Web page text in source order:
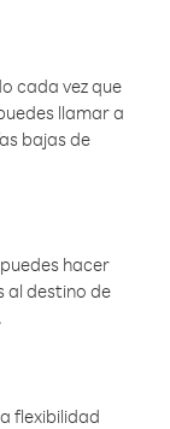
cada vez que
llamar a
bajas de
hacer
al destino de
flexibilidad